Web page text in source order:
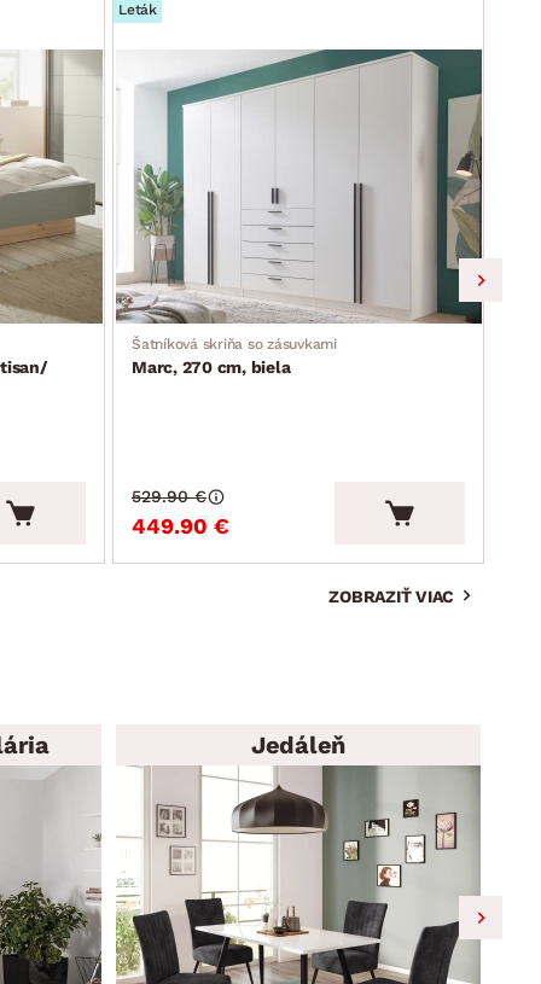
Leták
Šatníková skriňa so zásuvkami
Marc, 270 cm, biela
449.90 €
529.90 €
ZOBRAZIŤ VIAC
Jedáleň